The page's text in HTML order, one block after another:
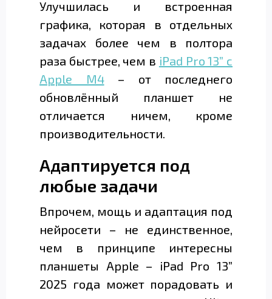
Улучшилась и встроенная
графика, которая в отдельных
задачах более чем в полтора
раза быстрее, чем в iPad Pro 13” с
Apple M4– от последнего
обновлённый планшет не
отличается ничем, кроме
производительности.
Адаптируется под
любые задачи
Впрочем, мощь и адаптация под
нейросети – не единственное,
чем в принципе интересны
планшеты Apple – iPad Pro 13”
2025 года может порадовать и